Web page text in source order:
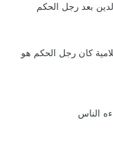
بعد رجل الحكم
كان رجل الحكم هو
الناس